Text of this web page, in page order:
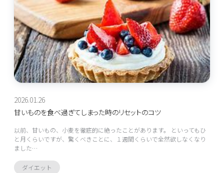
2026.01.26
甘いものを食べ過ぎてしまった時のリセットのコツ
以前、甘いもの、小麦を徹底的に絶ったことがあります。 といってもひ
と月くらいですが、驚くべきことに、１週間くらいで全然欲しなくなり
ました…
ダイエット